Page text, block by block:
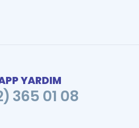
YARDIM
365 01 08